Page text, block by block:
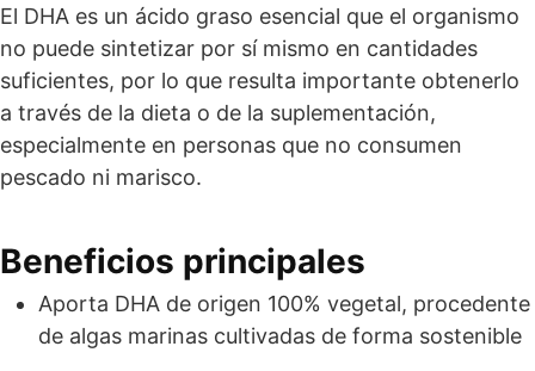
El DHA es un ácido graso esencial que el organismo
no puede sintetizar por sí mismo en cantidades
suficientes, por lo que resulta importante obtenerlo
a través de la dieta o de la suplementación,
especialmente en personas que no consumen
pescado ni marisco.
Beneficios principales
Aporta DHA de origen 100% vegetal, procedente
de algas marinas cultivadas de forma sostenible